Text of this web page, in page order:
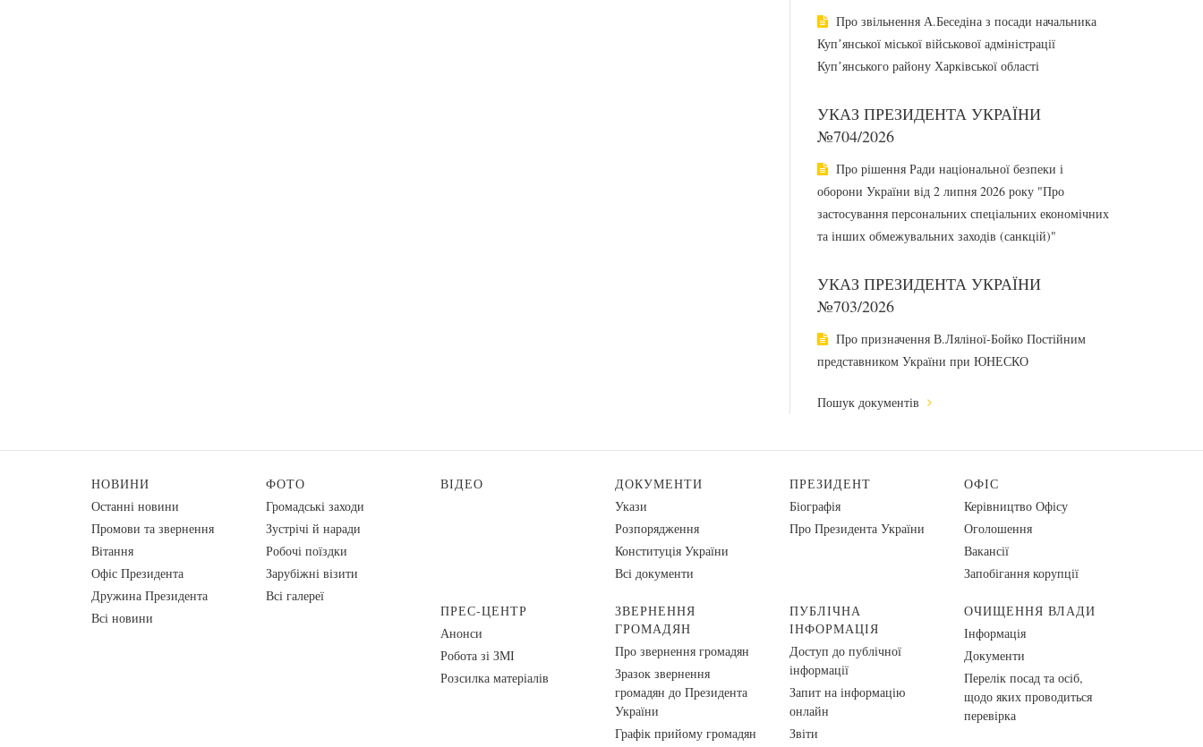
Про звільнення А.Беседіна з посади начальника
Купʼянської міської військової адміністрації
Купʼянського району Харківської області
УКАЗ ПРЕЗИДЕНТА УКРАЇНИ
№704/2026
Про рішення Ради національної безпеки і
оборони України від 2 липня 2026 року "Про
застосування персональних спеціальних економічних
та інших обмежувальних заходів (санкцій)"
УКАЗ ПРЕЗИДЕНТА УКРАЇНИ
№703/2026
Про призначення В.Ляліної-Бойко Постійним
представником України при ЮНЕСКО
Пошук документів
НОВИНИ
Останні новини
Промови та звернення
Вiтання
Офіс Президента
Дружина Президента
Всі новини
ФОТО
Громадські заходи
Зустрічі й наради
Робочі поїздки
Зарубіжні візити
Всі галереї
ВІДЕО
ДОКУМЕНТИ
Укази
Розпорядження
Конституція України
Всі документи
ПРЕЗИДЕНТ
Біографія
Про Президента України
ОФІС
Керівництво Офісу
Оголошення
Вакансії
Запобігання корупції
ПРЕС-ЦЕНТР
Анонси
Робота зі ЗМІ
Розсилка матеріалів
ЗВЕРНЕННЯ
ГРОМАДЯН
Про звернення громадян
Зразок звернення
громадян до Президента
України
Графік прийому громадян
ПУБЛІЧНА
ІНФОРМАЦІЯ
Доступ до публічної
інформації
Запит на інформацію
онлайн
Звіти
ОЧИЩЕННЯ ВЛАДИ
Інформація
Документи
Перелік посад та осіб,
щодо яких проводиться
перевірка